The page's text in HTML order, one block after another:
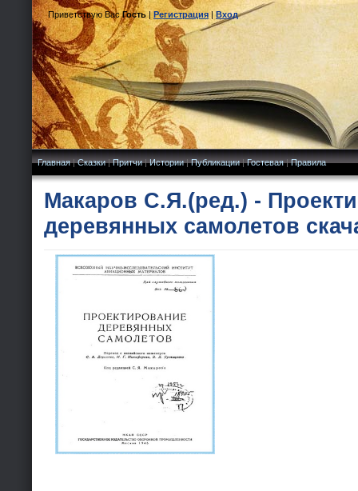
Приветствую Вас Гость|Регистрация|Вход
Главная|Сказки|Притчи|Истории|Публикации|Гостевая|Правила
Макаров С.Я.(ред.) -
деревянных самолетов